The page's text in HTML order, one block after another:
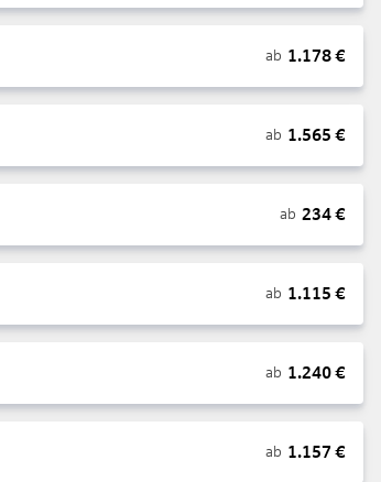
ab 1.178€
ab 1.565 €
ab 234€
ab 1.115 €
ab 1.240€
ab 1.157 €